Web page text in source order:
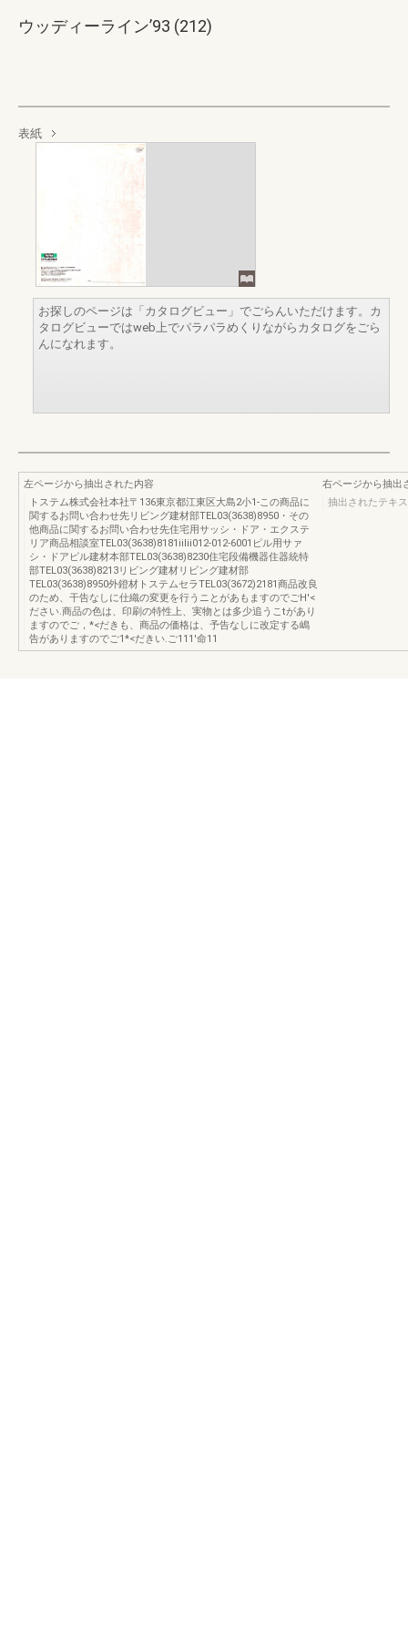
ウッディーライン’93 (212)
表紙
お探しのページは「カタログビュー」でごらんいただけます。カ
タログビューではweb上でパラパラめくりながらカタログをごら
んになれます。
左ページから抽出された内容
トステム株式会社本社〒136東京都江東区大島2小1-この商品に
関するお問い合わせ先リビング建材部TEL03(3638)8950・その
他商品に関するお問い合わせ先住宅用サッシ・ドア・エクステ
リア商品相談室TEL03(3638)8181iilii012-012-6001ピル用サァ
シ・ドアピル建材本部TEL03(3638)8230住宅段備機器住器統特
部TEL03(3638)8213リビング建材リビング建材部
TEL03(3638)8950外鐙材トステムセラTEL03(3672)2181商品改良
のため、干告なしに仕織の変更を行うニとがあもますのでごH'<
ださい.商品の色は、印刷の特性上、実物とは多少追うこtがあり
ますのでご，*<だきも、商品の価格は、予告なしに改定する嶋
告がありますのでご1*<だきい.ご111'命11
右ページから抽出
抽出されたテキ